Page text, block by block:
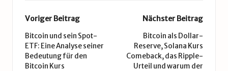
Post
navigation
Voriger Beitrag
Bitcoin und sein Spot-
ETF: Eine Analyse seiner
Bedeutung für den
Bitcoin Kurs
Nächster Beitrag
Bitcoin als Dollar-
Reserve, Solana Kurs
Comeback, das Ripple-
Urteil und warum der